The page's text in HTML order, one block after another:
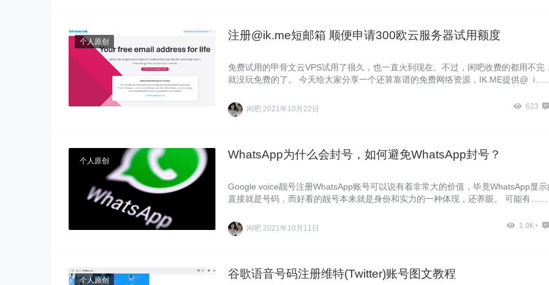
个人原创 注册@ik.me短邮箱 顺便申请300欧云服务器试用额度
免费试用的甲骨文云VPS试用了很久，也一直火到现在。不过，闲吧收费的都用不完，
就没玩免费的了。 今天给大家分享一个还算靠谱的免费网络资源，IK.ME提供@ i……
闲吧 2021年10月22日 623
个人原创 WhatsApp为什么会封号，如何避免WhatsApp封号？
Google voice靓号注册WhatsApp账号可以说有着非常大的价值，毕竟WhatsApp显示
直接就是号码，而好看的靓号本来就是身份和实力的一种体现，还养眼。 可能有……
闲吧 2021年10月11日 1.9K+
个人原创 谷歌语音号码注册维特(Twitter)账号图文教程